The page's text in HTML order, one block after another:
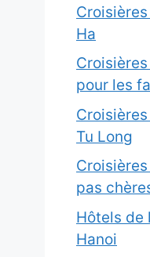
Ha
pour les
Tu Long
pas
Hôtels de
Hanoi